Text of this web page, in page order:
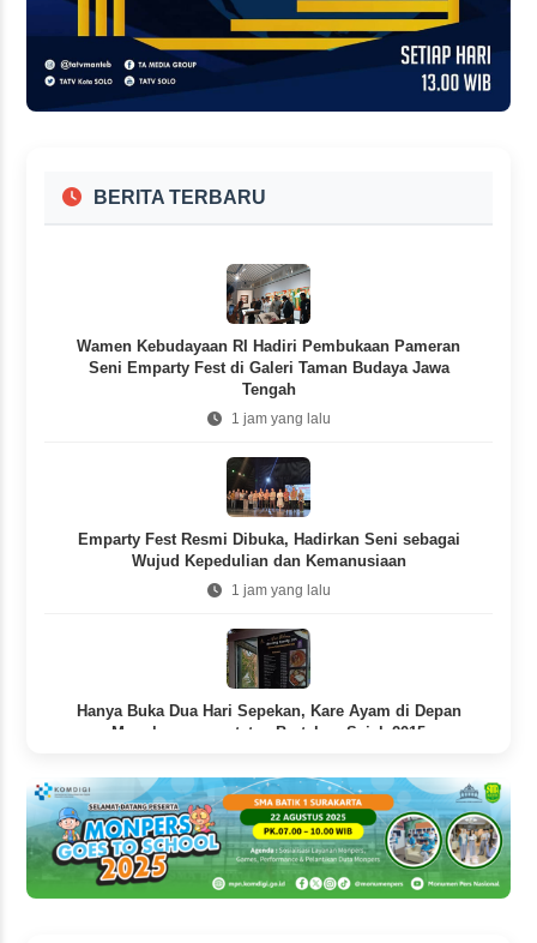
BERITA TERBARU
Wamen Kebudayaan RI Hadiri Pembukaan Pameran
Seni Emparty Fest di Galeri Taman Budaya Jawa
Tengah
1 jam yang lalu
Emparty Fest Resmi Dibuka, Hadirkan Seni sebagai
Wujud Kepedulian dan Kemanusiaan
1 jam yang lalu
Hanya Buka Dua Hari Sepekan, Kare Ayam di Depan
Mangkunegaran tetap Bertahan Sejak 2015